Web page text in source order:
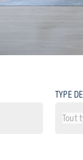
TYPE
Tout